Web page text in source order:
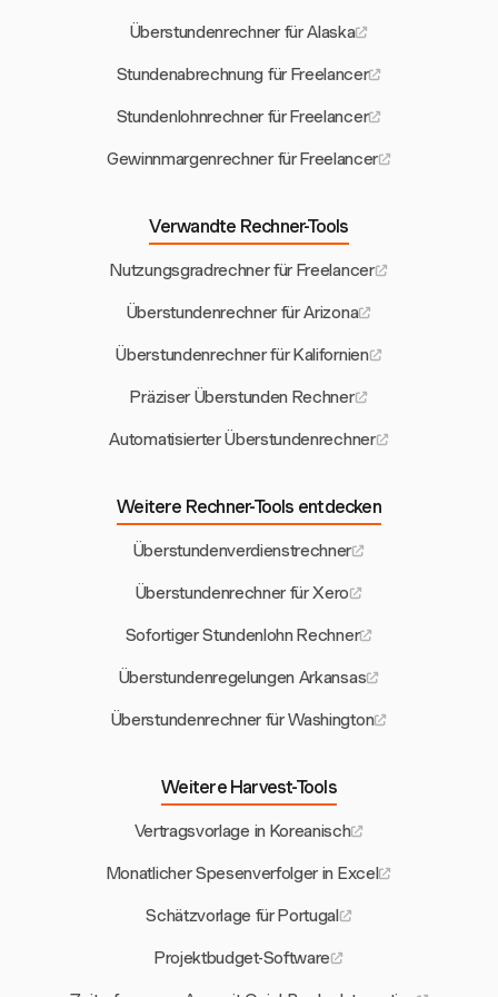
Überstundenrechner für Alaska
Stundenabrechnung für Freelancer
Stundenlohnrechner für Freelancer
Gewinnmargenrechner für Freelancer
Verwandte Rechner-Tools
Nutzungsgradrechner für Freelancer
Überstundenrechner für Arizona
Überstundenrechner für Kalifornien
Präziser Überstunden Rechner
Automatisierter Überstundenrechner
Weitere Rechner-Tools entdecken
Überstundenverdienstrechner
Überstundenrechner für Xero
Sofortiger Stundenlohn Rechner
Überstundenregelungen Arkansas
Überstundenrechner für Washington
Weitere Harvest-Tools
Vertragsvorlage in Koreanisch
Monatlicher Spesenverfolger in Excel
Schätzvorlage für Portugal
Projektbudget-Software